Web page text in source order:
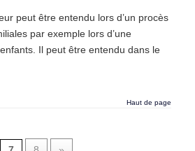
peut être entendu lors d’un procès
par exemple lors d’une
Il peut être entendu dans le
Haut de page